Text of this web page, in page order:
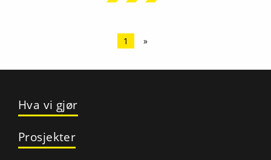
1 »
Hva vi gjør
Prosjekter